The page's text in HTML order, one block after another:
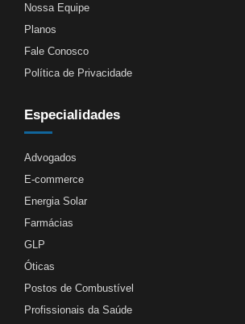
Nossa Equipe
Planos
Fale Conosco
Política de Privacidade
Especialidades
Advogados
E-commerce
Energia Solar
Farmácias
GLP
Óticas
Postos de Combustível
Profissionais da Saúde